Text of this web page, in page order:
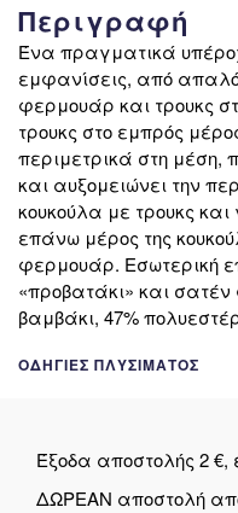
Περιγραφή
Ένα πραγματικά
εμφανίσεις, από
φερμουάρ και τρουκς
τρουκς στο εμπρός
περιμετρικά στη μέση,
και αυξομειώνει την
κουκούλα με τρουκς
επάνω μέρος της
φερμουάρ. Εσωτερική
«προβατάκι» και
βαμβάκι, 47%
ΟΔΗΓΊΕΣ ΠΛΥΣΊΜΑΤΟΣ
Έξοδα αποστολής 2 €,
ΔΩΡΕΑΝ αποστολή